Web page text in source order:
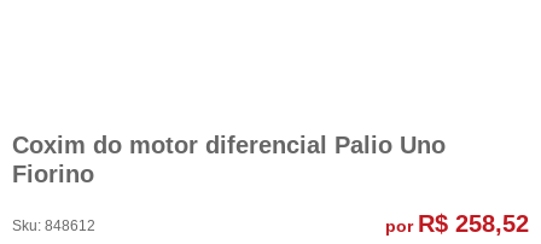
Coxim do motor diferencial Palio Uno
Fiorino
Sku: 848612
por R$ 258,52